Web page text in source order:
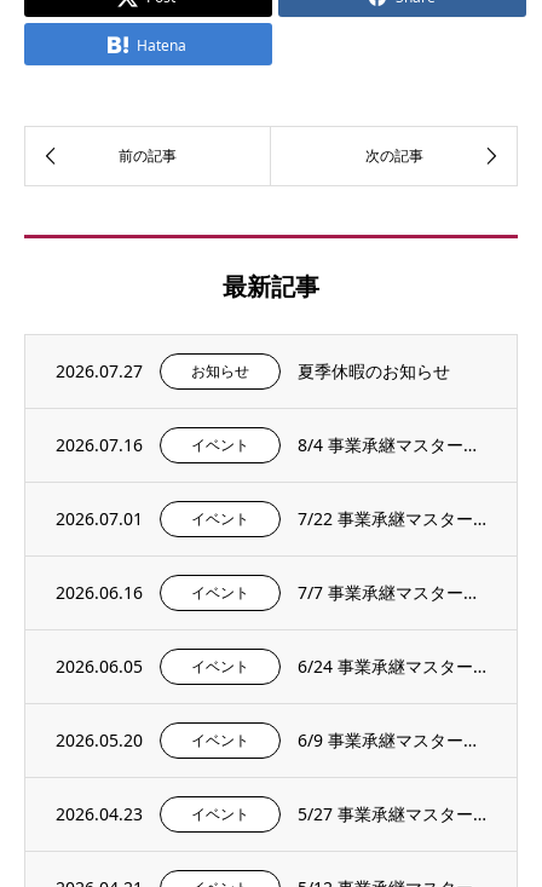
Hatena
最新記事
2026.07.27 お知らせ 夏季休暇のお知らせ
2026.07.16 イベント 8/4 事業承継マスタープログラムプレセミナー＆説明会を開催いたします。
2026.07.01 イベント 7/22 事業承継マスタープログラムプレセミナー＆説明会を開催いたします。
2026.06.16 イベント 7/7 事業承継マスタープログラムプレセミナー＆説明会を開催いたします。
2026.06.05 イベント 6/24 事業承継マスタープログラムプレセミナー＆説明会を開催いたします。
2026.05.20 イベント 6/9 事業承継マスタープログラムプレセミナー＆説明会を開催いたします。
2026.04.23 イベント 5/27 事業承継マスタープログラムプレセミナー＆説明会を開催いたします。